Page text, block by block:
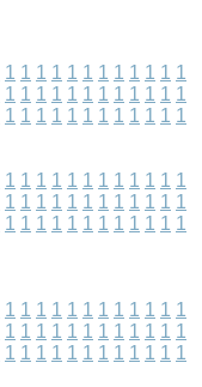
1 1 1 1 1 1 1 1 1 1 1 1
1 1 1 1 1 1 1 1 1 1 1 1
1 1 1 1 1 1 1 1 1 1 1 1
1 1 1 1 1 1 1 1 1 1 1 1
1 1 1 1 1 1 1 1 1 1 1 1
1 1 1 1 1 1 1 1 1 1 1 1
1 1 1 1 1 1 1 1 1 1 1 1
1 1 1 1 1 1 1 1 1 1 1 1
1 1 1 1 1 1 1 1 1 1 1 1